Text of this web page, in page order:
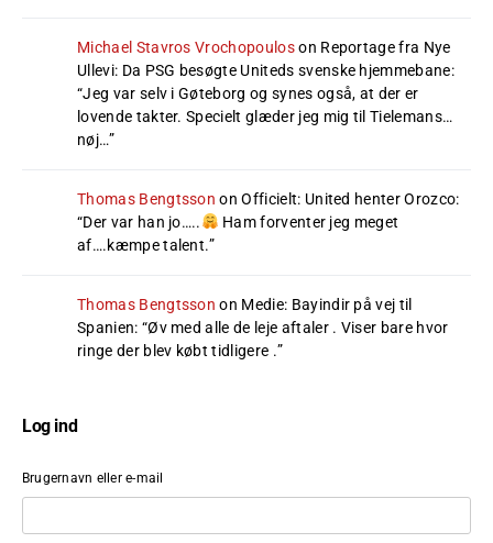
Michael Stavros Vrochopouloson Reportage fra Nye
Ullevi: Da PSG besøgte Uniteds svenske hjemmebane:
“Jeg var selv i Gøteborg og synes også, at der er
lovende takter. Specielt glæder jeg mig til Tielemans…
nøj…”
Thomas Bengtsson onOfficielt: United henter Orozco:
“Der var han jo…..
Ham forventer jeg meget
af….kæmpe talent.”
Thomas Bengtsson on Medie: Bayindir på vej til
Spanien: “Øv med alle de leje aftaler . Viser bare hvor
ringe der blev købt tidligere .”
Log ind
Brugernavn eller e-mail